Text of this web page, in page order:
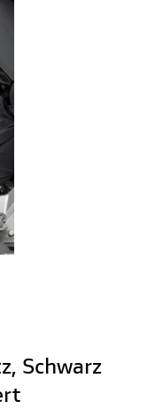
Schwarz